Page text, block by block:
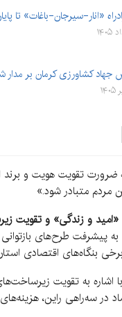
«انار-سیرجان-باغات» تا
جهاد کشاورزی کرمان بر مدار
ضرورت تقویت هویت و برند
متبادر شود.»
و زندگی» و تقویت
به پیشرفت طرح‌های
بنگاه‌های اقتصادی
به تقویت
در سه‌راهی راین،